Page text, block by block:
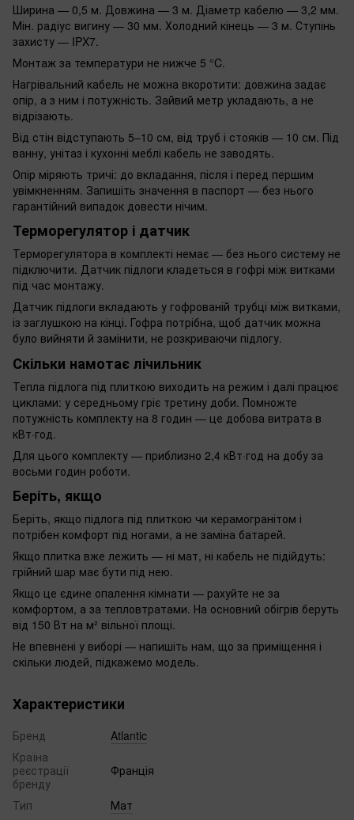
Ширина — 0,5 м. Довжина — 3 м. Діаметр кабелю — 3,2 мм.
Мін. радіус вигину — 30 мм. Холодний кінець — 3 м. Ступінь
захисту — IPX7.
Монтаж за температури не нижче 5 °C.
Нагрівальний кабель не можна вкоротити: довжина задає
опір, а з ним і потужність. Зайвий метр укладають, а не
відрізають.
Від стін відступають 5–10 см, від труб і стояків — 10 см. Під
ванну, унітаз і кухонні меблі кабель не заводять.
Опір міряють тричі: до вкладання, після і перед першим
увімкненням. Запишіть значення в паспорт — без нього
гарантійний випадок довести нічим.
Терморегулятор і датчик
Терморегулятора в комплекті немає — без нього систему не
підключити. Датчик підлоги кладеться в гофрі між витками
під час монтажу.
Датчик підлоги вкладають у гофрованій трубці між витками,
із заглушкою на кінці. Гофра потрібна, щоб датчик можна
було вийняти й замінити, не розкриваючи підлогу.
Скільки намотає лічильник
Тепла підлога під плиткою виходить на режим і далі працює
циклами: у середньому гріє третину доби. Помножте
потужність комплекту на 8 годин — це добова витрата в
кВт·год.
Для цього комплекту — приблизно 2,4 кВт·год на добу за
восьми годин роботи.
Беріть, якщо
Беріть, якщо підлога під плиткою чи керамогранітом і
потрібен комфорт під ногами, а не заміна батарей.
Якщо плитка вже лежить — ні мат, ні кабель не підійдуть:
грійний шар має бути під нею.
Якщо це єдине опалення кімнати — рахуйте не за
комфортом, а за тепловтратами. На основний обігрів беруть
від 150 Вт на м² вільної площі.
Не впевнені у виборі — напишіть нам, що за приміщення і
скільки людей, підкажемо модель.
Характеристики
Бренд
Atlantic
Країна
реєстрації
бренду
Франція
Тип
Мат